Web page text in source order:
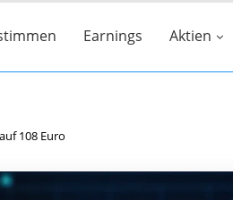
Earnings Aktien
108 Euro